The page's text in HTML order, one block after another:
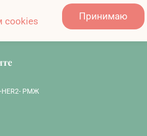
в возрасте при выборе
РМЖ
cookies
Принимаю